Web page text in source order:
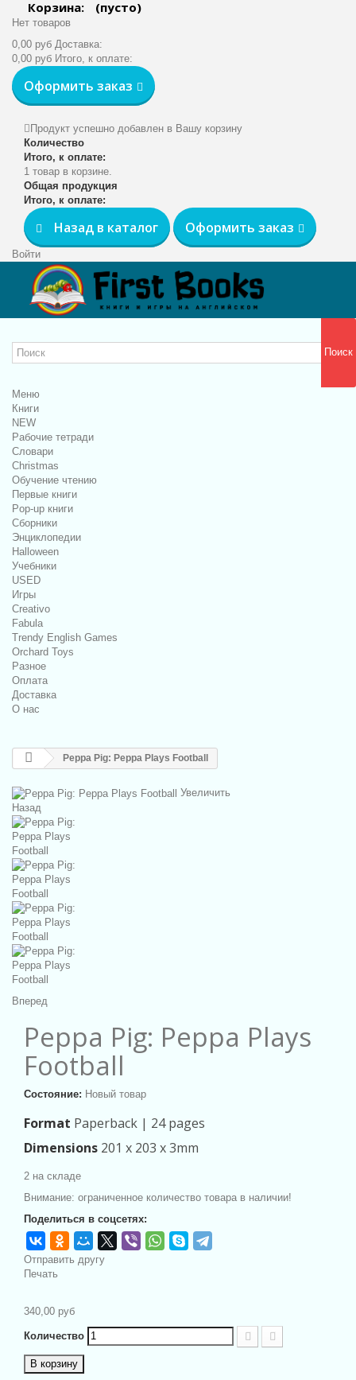
Корзина: (пусто)
Нет товаров
0,00 руб Доставка:
0,00 руб Итого, к оплате:
Оформить заказ
Продукт успешно добавлен в Вашу корзину
Количество
Итого, к оплате:
1 товар в корзине.
Общая продукция
Итого, к оплате:
Назад в каталог Оформить заказ
Войти
Поиск
Меню
Книги
NEW
Рабочие тетради
Словари
Christmas
Обучение чтению
Первые книги
Pop-up книги
Сборники
Энциклопедии
Halloween
Учебники
USED
Игры
Creativo
Fabula
Trendy English Games
Orchard Toys
Разное
Оплата
Доставка
О нас
Peppa Pig: Peppa Plays Football
Увеличить
Назад
Вперед
Peppa Pig: Peppa Plays
Football
Состояние: Новый товар
Format Paperback | 24 pages
Dimensions 201 x 203 x 3mm
2 на складе
Внимание: ограниченное количество товара в наличии!
Поделиться в соцсетях:
Отправить другу
Печать
340,00 руб
Количество
В корзину